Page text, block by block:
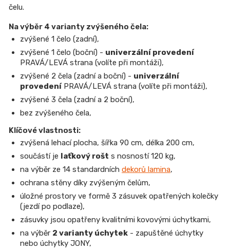
čelu.
Na výběr 4 varianty zvýšeného čela:
zvýšené 1 čelo (zadní),
zvýšené 1 čelo (boční) - univerzální provedení
PRAVÁ/LEVÁ strana (volíte při montáži),
zvýšené 2 čela (zadní a boční) - univerzální
provedeníPRAVÁ/LEVÁ strana (volíte při montáži),
zvýšené 3 čela (zadní a 2 boční),
bez zvýšeného čela,
Klíčové vlastnosti:
zvýšená lehací plocha, šířka 90 cm, délka 200 cm,
součástí je laťkový rošt s nosností 120 kg,
na výběr ze 14 standardních dekorů lamina,
ochrana stěny díky zvýšeným čelům,
úložné prostory ve formě 3 zásuvek opatřených kolečky
(jezdí po podlaze),
zásuvky jsou opatřeny kvalitními kovovými úchytkami,
na výběr 2 varianty úchytek - zapuštěné úchytky
nebo úchytky JONY,